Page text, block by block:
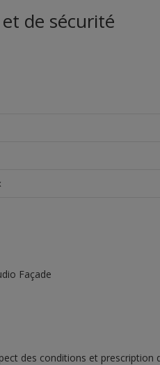
de sécurité
Façade
des conditions et prescription